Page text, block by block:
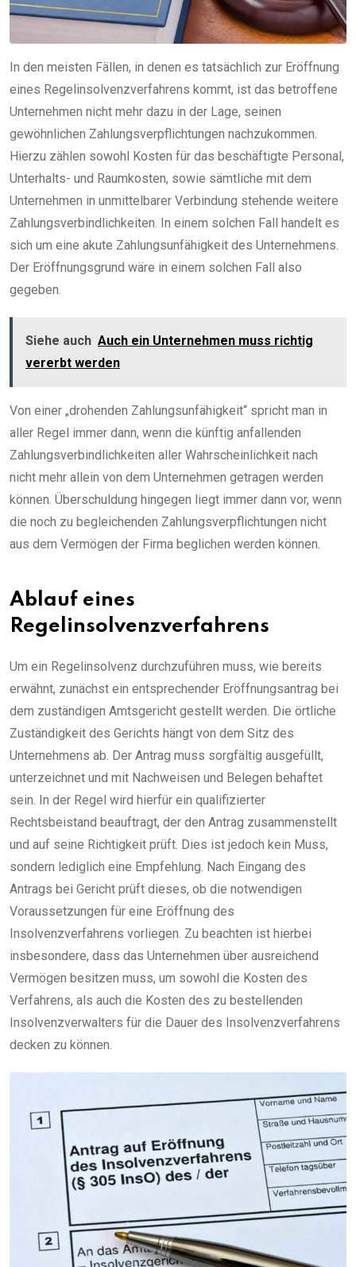
In den meisten Fällen, in denen es tatsächlich zur Eröffnung
eines Regelinsolvenzverfahrens kommt, ist das betroffene
Unternehmen nicht mehr dazu in der Lage, seinen
gewöhnlichen Zahlungsverpflichtungen nachzukommen.
Hierzu zählen sowohl Kosten für das beschäftigte Personal,
Unterhalts- und Raumkosten, sowie sämtliche mit dem
Unternehmen in unmittelbarer Verbindung stehende weitere
Zahlungsverbindlichkeiten. In einem solchen Fall handelt es
sich um eine akute Zahlungsunfähigkeit des Unternehmens.
Der Eröffnungsgrund wäre in einem solchen Fall also
gegeben.
Siehe auch Auch ein Unternehmen muss richtig
vererbt werden
Von einer „drohenden Zahlungsunfähigkeit“ spricht man in
aller Regel immer dann, wenn die künftig anfallenden
Zahlungsverbindlichkeiten aller Wahrscheinlichkeit nach
nicht mehr allein von dem Unternehmen getragen werden
können. Überschuldung hingegen liegt immer dann vor, wenn
die noch zu begleichenden Zahlungsverpflichtungen nicht
aus dem Vermögen der Firma beglichen werden können.
Ablauf eines
Regelinsolvenzverfahrens
Um ein Regelinsolvenz durchzuführen muss, wie bereits
erwähnt, zunächst ein entsprechender Eröffnungsantrag bei
dem zuständigen Amtsgericht gestellt werden. Die örtliche
Zuständigkeit des Gerichts hängt von dem Sitz des
Unternehmens ab. Der Antrag muss sorgfältig ausgefüllt,
unterzeichnet und mit Nachweisen und Belegen behaftet
sein. In der Regel wird hierfür ein qualifizierter
Rechtsbeistand beauftragt, der den Antrag zusammenstellt
und auf seine Richtigkeit prüft. Dies ist jedoch kein Muss,
sondern lediglich eine Empfehlung. Nach Eingang des
Antrags bei Gericht prüft dieses, ob die notwendigen
Voraussetzungen für eine Eröffnung des
Insolvenzverfahrens vorliegen. Zu beachten ist hierbei
insbesondere, dass das Unternehmen über ausreichend
Vermögen besitzen muss, um sowohl die Kosten des
Verfahrens, als auch die Kosten des zu bestellenden
Insolvenzverwalters für die Dauer des Insolvenzverfahrens
decken zu können.